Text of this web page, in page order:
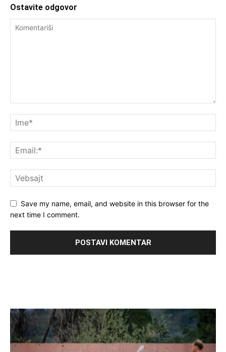
Ostavite odgovor
Save my name, email, and website in this browser for the
next time I comment.